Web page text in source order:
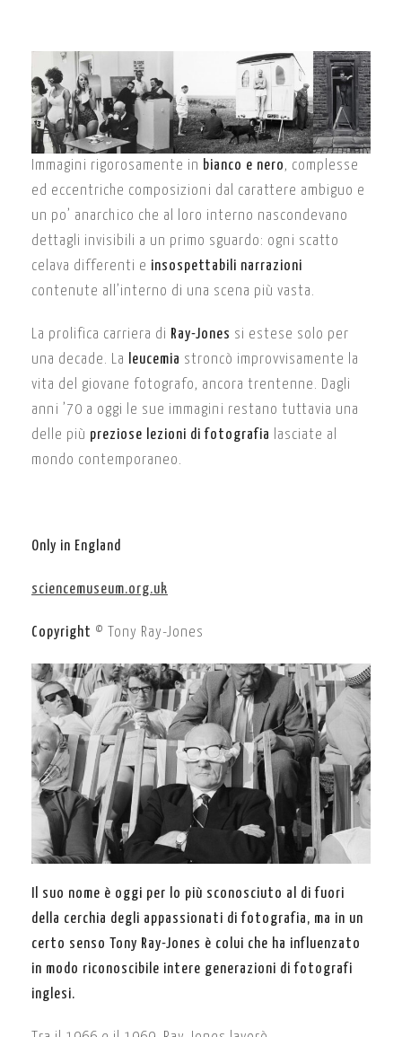
Immagini rigorosamente in bianco e nero, complesse
ed eccentriche composizioni dal carattere ambiguo e
un po’ anarchico che al loro interno nascondevano
dettagli invisibili a un primo sguardo: ogni scatto
celava differenti e insospettabili narrazioni
contenute all’interno di una scena più vasta.
La prolifica carriera di Ray-Jones si estese solo per
una decade. La
leucemia stroncò improvvisamente la
vita del giovane fotografo, ancora trentenne. Dagli
anni ’70 a oggi le sue immagini restano tuttavia una
delle più preziose lezioni di fotografia
lasciate al
mondo contemporaneo.
Only in England
sciencemuseum.org.uk
Copyright © Tony Ray-Jones
Il suo nome è oggi per lo più sconosciuto al di fuori
della cerchia degli appassionati di fotografia, ma in un
certo senso Tony Ray-Jones è colui che ha influenzato
in modo riconoscibile intere generazioni di fotografi
inglesi.